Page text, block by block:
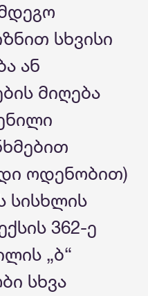
სხვისი
ან
მიღება
ოდენობით)
სისხლის
362-ე
„ბ“
სხვა